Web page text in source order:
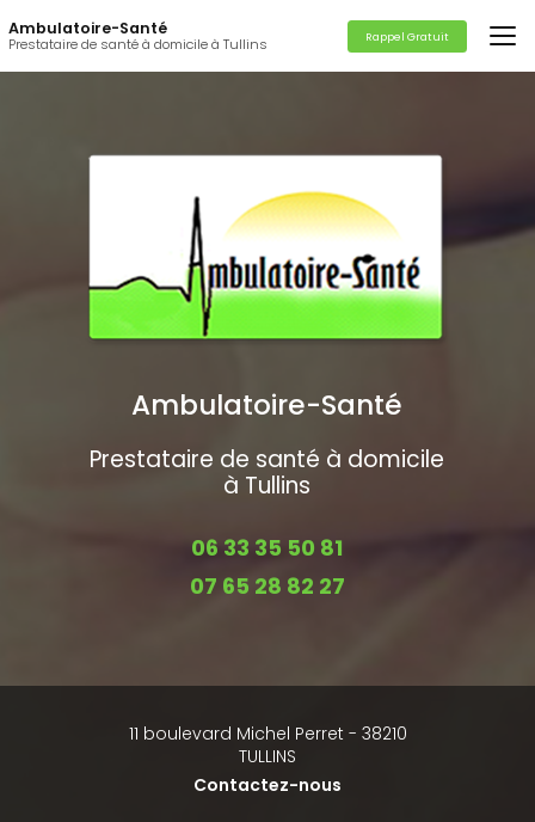
au
contenu
principal
Ambulatoire-Santé
Prestataire de santé à domicile à Tullins Rappel Gratuit
Ambulatoire-Santé
Prestataire de santé à domicile
à Tullins
06 33 35 50 81
07 65 28 82 27
11 boulevard Michel Perret - 38210
TULLINS
Contactez-nous